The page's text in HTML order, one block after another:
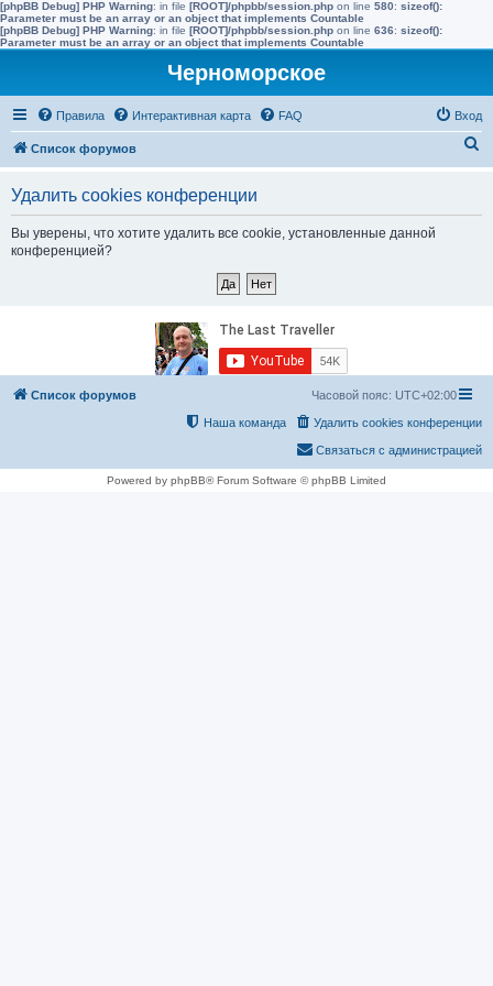
[phpBB Debug] PHP Warning: in file [ROOT]/phpbb/session.php on line 580: sizeof():
Parameter must be an array or an object that implements Countable
[phpBB Debug] PHP Warning: in file [ROOT]/phpbb/session.php on line 636: sizeof():
Parameter must be an array or an object that implements Countable
Черноморское
Правила Интерактивная карта FAQ Вход
Список форумов
Удалить cookies конференции
Вы уверены, что хотите удалить все cookie, установленные данной
конференцией?
Список форумов Часовой пояс: UTC+02:00
Удалить cookies конференции
Наша команда
Связаться с администрацией
Powered by phpBB® Forum Software © phpBB Limited